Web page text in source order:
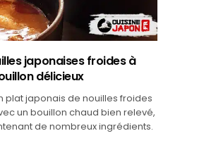
japonaises froides à
délicieux
plat japonais de nouilles froides
un bouillon chaud bien relevé,
de nombreux ingrédients.